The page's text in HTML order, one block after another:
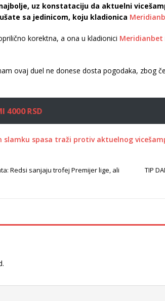
uz konstataciju da aktuelni
sa jedinicom, koju kladionica
korektna, a ona u kladionici Meridianbet
ovaj duel ne donese dosta pogodaka, zbog
4000 RSD
slamku spasa traži protiv aktuelnog
Redsi sanjaju trofej Premijer lige, ali
TIP